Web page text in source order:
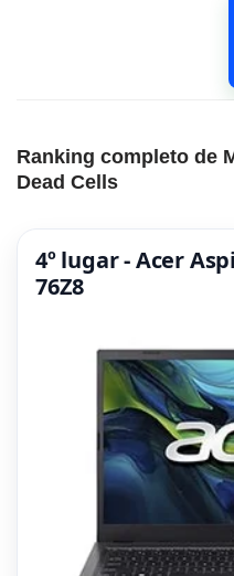
Ranking completo de
Dead Cells
4º lugar - Acer
76Z8